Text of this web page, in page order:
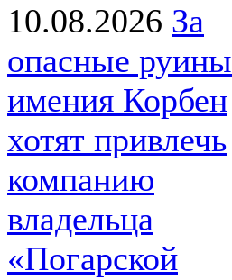
10.08.2026 За
опасные руины
имения Корбен
хотят привлечь
компанию
владельца
«Погарской